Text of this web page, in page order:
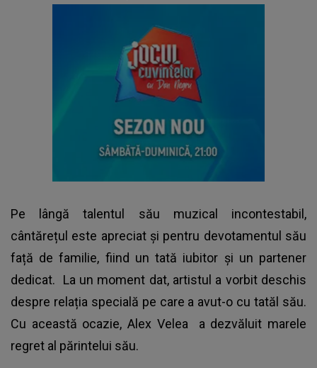
Pe lângă talentul său muzical incontestabil,
cântărețul este apreciat și pentru devotamentul său
față de familie, fiind un tată iubitor și un partener
dedicat. La un moment dat, artistul a vorbit deschis
despre relația specială pe care a avut-o cu tatăl său.
Cu această ocazie, Alex Velea
a dezvăluit marele
regret al părintelui său.